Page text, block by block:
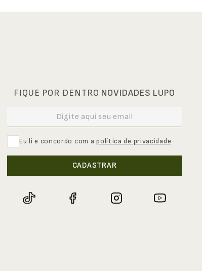
FIQUE POR DENTRO NOVIDADES LUPO
Eu li e concordo com apolítica de privacidade
CADASTRAR